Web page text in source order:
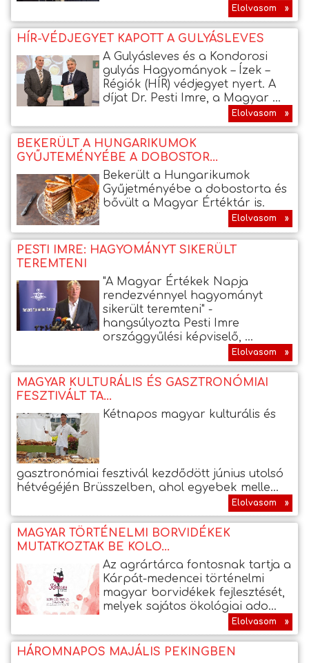
Elolvasom »
HÍR-VÉDJEGYET KAPOTT A GULYÁSLEVES
A Gulyásleves és a Kondorosi
gulyás Hagyományok – Ízek –
Régiók (HÍR) védjegyet nyert. A
díjat Dr. Pesti Imre, a Magyar ...
Elolvasom »
BEKERÜLT A HUNGARIKUMOK
GYŰJTEMÉNYÉBE A DOBOSTOR...
Bekerült a Hungarikumok
Gyűjetményébe a dobostorta és
bővült a Magyar Értéktár is.
Elolvasom »
PESTI IMRE: HAGYOMÁNYT SIKERÜLT
TEREMTENI
"A Magyar Értékek Napja
rendezvénnyel hagyományt
sikerült teremteni" -
hangsúlyozta Pesti Imre
országgyűlési képviselő, ...
Elolvasom »
MAGYAR KULTURÁLIS ÉS GASZTRONÓMIAI
FESZTIVÁLT TA...
Kétnapos magyar kulturális és
gasztronómiai fesztivál kezdődött június utolsó
hétvégéjén Brüsszelben, ahol egyebek melle...
Elolvasom »
MAGYAR TÖRTÉNELMI BORVIDÉKEK
MUTATKOZTAK BE KOLO...
Az agrártárca fontosnak tartja a
Kárpát-medencei történelmi
magyar borvidékek fejlesztését,
melyek sajátos ökológiai ado...
Elolvasom »
HÁROMNAPOS MAJÁLIS PEKINGBEN